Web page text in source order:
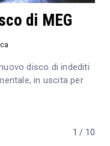
di MEG
disco di indediti
in uscita per
1 / 10